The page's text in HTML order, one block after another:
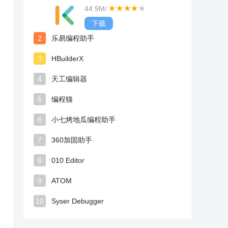
44.9M/
下载
2
乐易编程助手
3 HBuilderX
4 天工编辑器
5 编程猫
6 小七烤地瓜编程助手
7 360加固助手
8 010 Editor
9 ATOM
10 Syser Debugger